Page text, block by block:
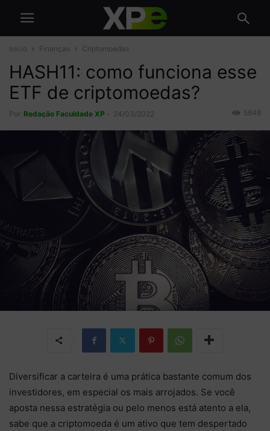
Início Finanças Criptomoedas
HASH11: como funciona esse
ETF de criptomoedas?
Por Redação Faculdade XP 24/03/2022 5848
Diversificar a carteira é uma prática bastante comum dos
investidores, em especial os mais arrojados. Se você
aposta nessa estratégia ou pelo menos está atento a ela,
sabe que a criptomoeda é um ativo que tem despertado